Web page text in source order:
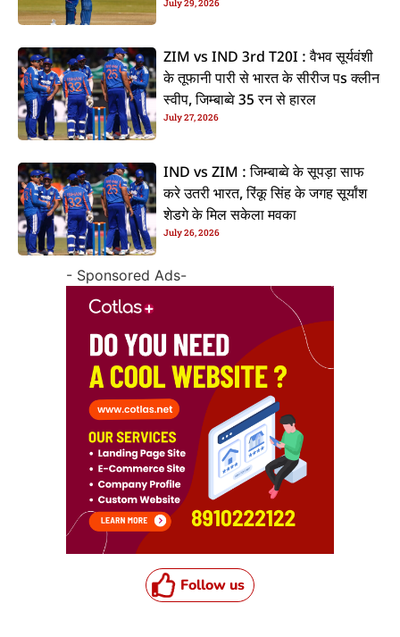
July 29, 2026
ZIM vs IND 3rd T20I : वैभव सूर्यवंशी
के तूफानी पारी से भारत के सीरीज पs क्लीन
स्वीप, जिम्बाब्वे 35 रन से हारल
July 27, 2026
IND vs ZIM : जिम्बाब्वे के सूपड़ा साफ
करे उतरी भारत, रिंकू सिंह के जगह सूर्यांश
शेडगे के मिल सकेला मवका
July 26, 2026
- Sponsored Ads-
Follow us